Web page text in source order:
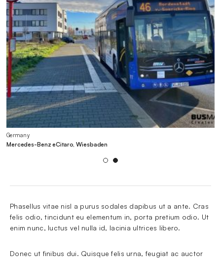
Germany
Mercedes-Benz eCitaro, Wiesbaden
1 2
Phasellus vitae nisl a purus sodales dapibus ut a ante. Cras
felis odio, tincidunt eu elementum in, porta pretium odio. Ut
enim nunc, luctus vel nulla id, lacinia ultrices libero.
Donec ut finibus dui. Quisque felis urna, feugiat ac auctor